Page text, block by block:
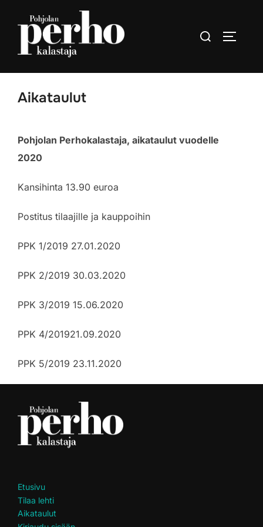
content
Search
Aikataulut
Pohjolan Perhokalastaja, aikataulut vuodelle
2020
Kansihinta 13.90 euroa
Postitus tilaajille ja kauppoihin
PPK 1/2019 27.01.2020
PPK 2/2019 30.03.2020
PPK 3/2019 15.06.2020
PPK 4/201921.09.2020
PPK 5/2019 23.11.2020
Etusivu
Tilaa lehti
Aikataulut